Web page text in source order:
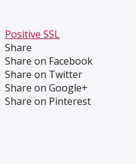
Positive SSL
Share
Share on Facebook
Share on Twitter
Share on Google+
Share on Pinterest